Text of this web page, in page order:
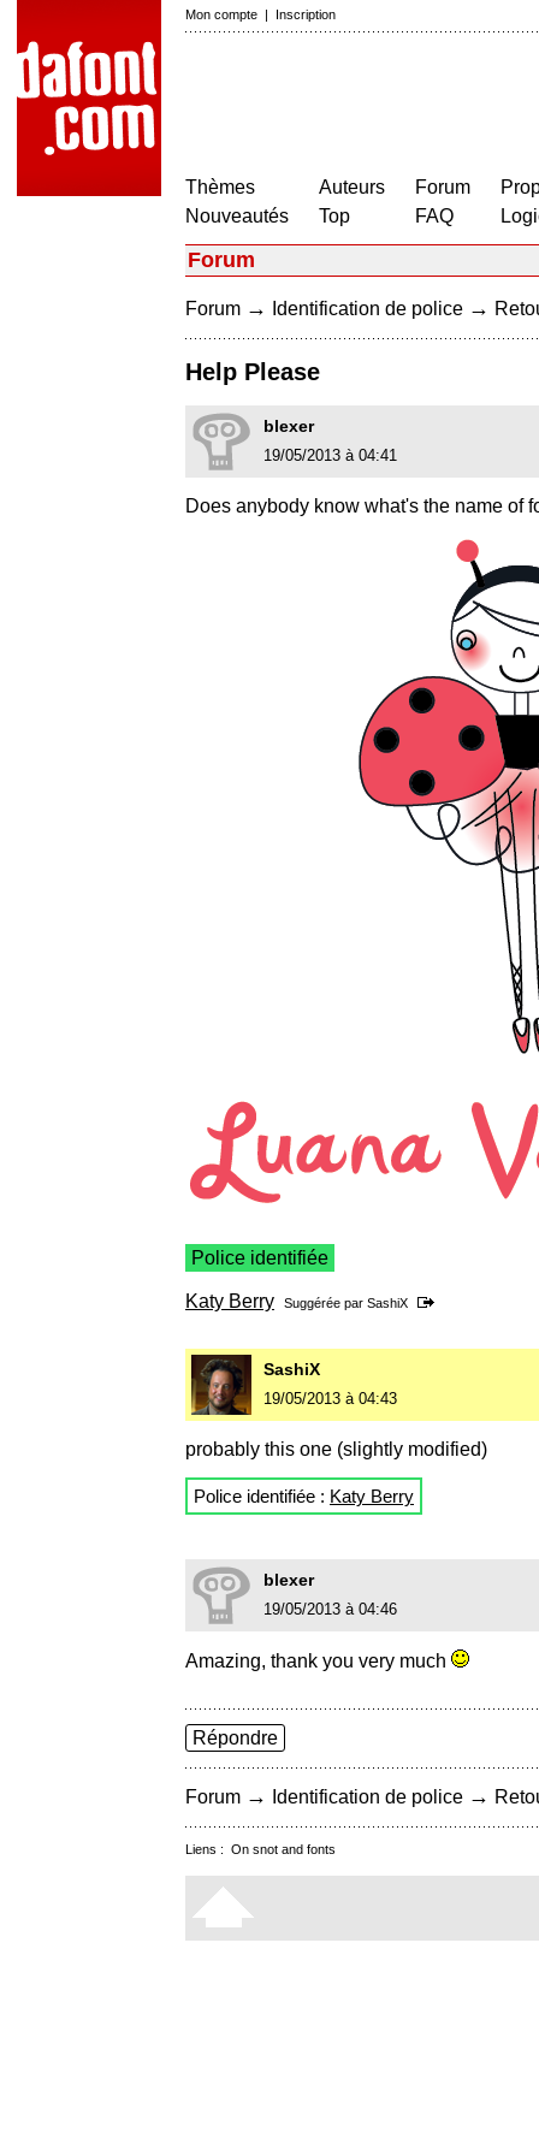
Mon compte | Inscription
Thèmes
Nouveautés
Auteurs
Top
Forum
FAQ
Forum
Forum → Identification de police →
Help Please
blexer
19/05/2013 à 04:41
Does anybody know what's the name of
Police identifiée
Katy Berry Suggérée par SashiX
SashiX
19/05/2013 à 04:43
probably this one (slightly modified)
Police identifiée : Katy Berry
blexer
19/05/2013 à 04:46
Amazing, thank you very much
Répondre
Forum → Identification de police →
Liens : On snot and fonts